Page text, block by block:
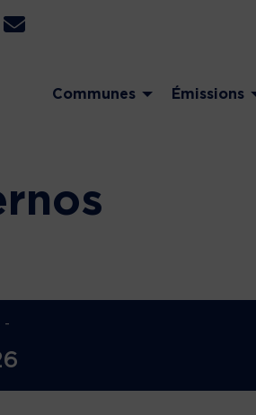
Communes Émissions
-